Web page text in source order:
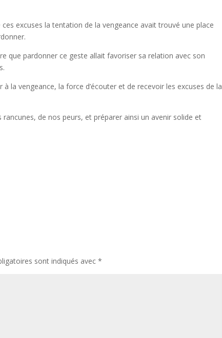
excuses la tentation de la vengeance avait trouvé une place
que pardonner ce geste allait favoriser sa relation avec son
la vengeance, la force d’écouter et de recevoir les excuses de la
de nos peurs, et préparer ainsi un avenir solide et
sont indiqués avec*